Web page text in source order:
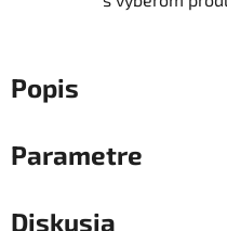
Popis
Parametre
Diskusia